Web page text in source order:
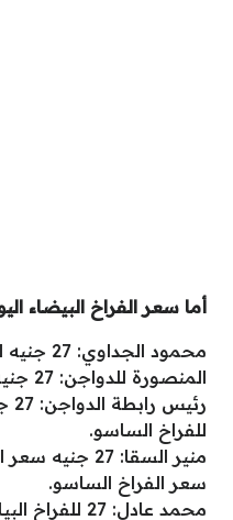
أما سعر الفراخ البيضاء
محمود الجداوي: 27 جنيه للبيضاء، و31 جنيه للساسو.
المنصورة للدواجن: 27 جنيه للبيضاء و33 للفراخ الساسو.
للفراخ الساسو.
سعر الفراخ الساسو.
محمد عادل: 27 للفراخ البيا، و33 جنيه للساسو.